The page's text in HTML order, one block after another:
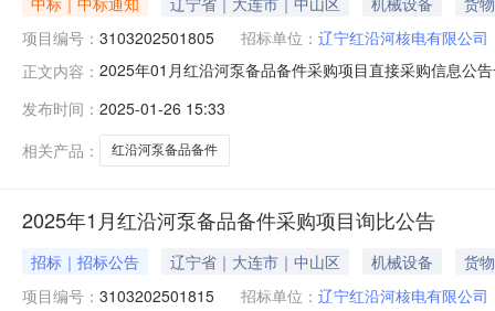
项目编号： 3103202501805 招标单位： 辽宁红沿河核电有限公司
正文内容： 2025年01月红沿河泵备品备件采购项目直接采购信息公
交付地点：订单/合同约定的交货地址采购方式：直接采
集
发布时间： 2025-01-26 15:33
相关产品：
红沿河泵备品备件
2025年1月红沿河泵备品备件采购项目询比公告
招标｜招标公告 辽宁省｜大连市｜中山区 机械设备
货物
项目编号： 3103202501815 招标单位： 辽宁红沿河核电有限公司